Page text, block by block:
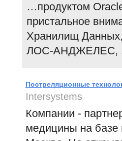
…продуктом
пристальное
Хранилищ
ЛОС-АНДЖЕЛЕС,
Постреляционные
Intersystems
Компании -
медицины на базе